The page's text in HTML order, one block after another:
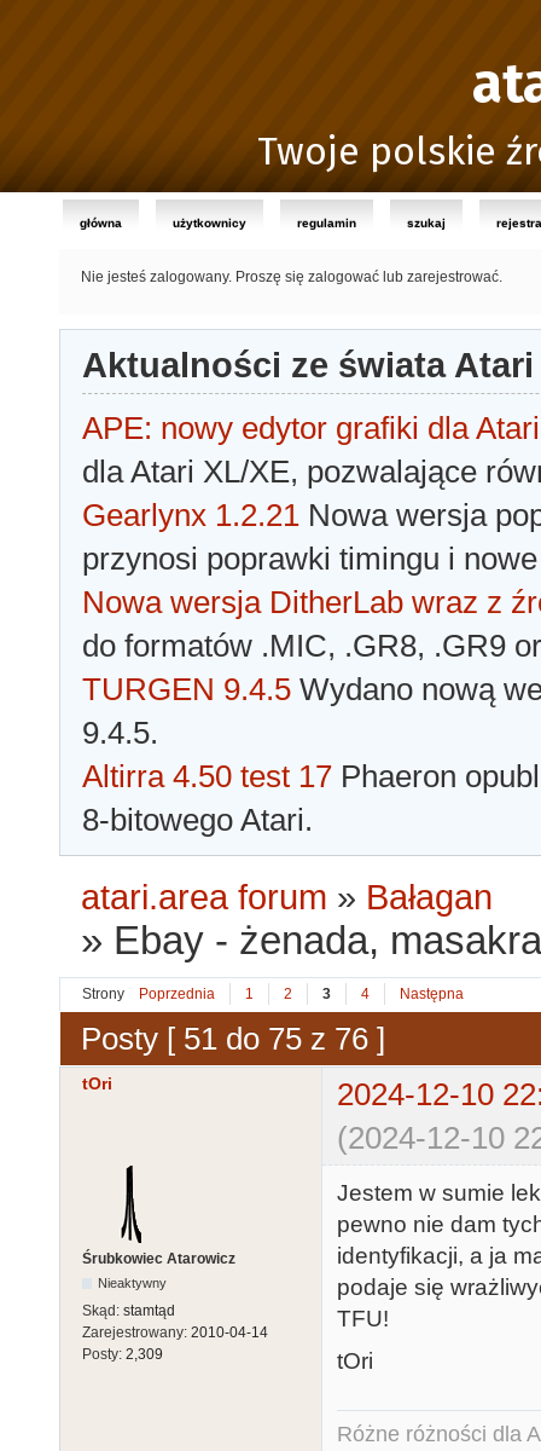
Twoje polskie
główna użytkownicy regulamin szukaj
Nie jesteś zalogowany. Proszę się zalogować lub zarejestrować.
Aktualności ze świata Atari
APE: nowy edytor grafiki dla Atari
dla Atari XL/XE, pozwalające
Gearlynx 1.2.21 Nowa wersja
przynosi poprawki timingu i
Nowa wersja DitherLab wraz z
do formatów .MIC, .GR8, .GR9
TURGEN 9.4.5 Wydano nową
9.4.5.
Altirra 4.50 test 17 Phaeron
8-bitowego Atari.
atari.area forum » Bałagan
» Ebay - żenada,
Strony Poprzednia 1 2 3 4 Następna
Posty [ 51 do 75 z 76 ]
tOri
2024-12-10
(2024-12-10
Śrubkowiec Atarowicz
Nieaktywny
Skąd: stamtąd
Zarejestrowany: 2010-04-14
Posty: 2,309
Jestem w sumie
pewno nie dam
identyfikacji, a ja
podaje się
TFU!
tOri
Różne różności dla